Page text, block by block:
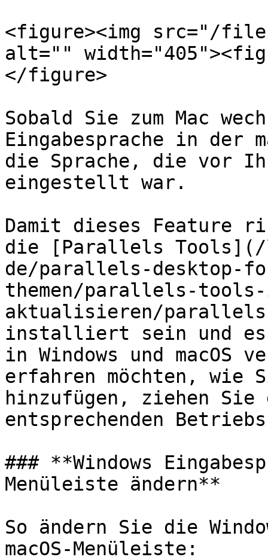
<figure><img src="/files/
alt=""
</figure>
Sobald Sie zum Mac
Eingabesprache in der
die Sprache, die vor
eingestellt war.
Damit dieses Feature
die [Parallels Tools](/
de/parallels-desktop-
themen/parallels-
aktualisieren/
installiert sein und es
in Windows und macOS
erfahren möchten, wie
hinzufügen, ziehen
entsprechenden
### **Windows
Menüleiste ändern**
So ändern Sie die
macOS-Menüleiste: